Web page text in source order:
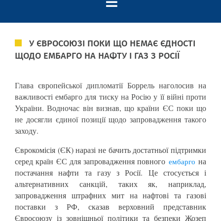
У ЄВРОСОЮЗІ ПОКИ ЩО НЕМАЄ ЄДНОСТІ
ЩОДО ЕМБАРГО НА НАФТУ І ГАЗ З РОСІЇ
Глава європейської дипломатії Боррель наголосив на
важливості ембарго для тиску на Росію у її війні проти
України. Водночас він визнав, що країни ЄС поки що
не досягли єдиної позиції щодо запровадження такого
заходу.
Єврокомісія (ЄК) наразі не бачить достатньої підтримки
серед країн ЄС для запровадження повного ембарго на
постачання нафти та газу з Росії. Це стосується і
альтернативних санкцій, таких як, наприклад,
запровадження штрафних мит на нафтові та газові
поставки з РФ, сказав верховний представник
Євросоюзу із зовнішньої політики та безпеки Жозеп